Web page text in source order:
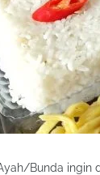
Bunda ingin